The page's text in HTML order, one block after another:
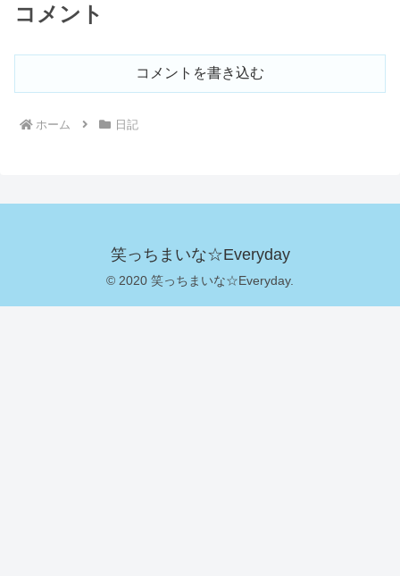
コメント
コメントを書き込む
ホーム 日記
笑っちまいな☆Everyday
© 2020 笑っちまいな☆Everyday.